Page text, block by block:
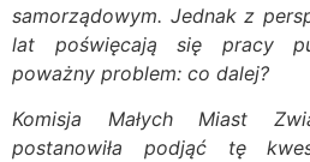
samorządowym. Jednak z
lat poświęcają się pracy
poważny problem: co dalej?
Komisja Małych Miast
postanowiła podjąć tę